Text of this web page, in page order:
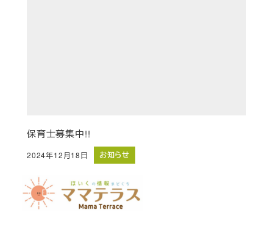
保育士募集中!!
投稿日
2024年12月18日 お知らせ